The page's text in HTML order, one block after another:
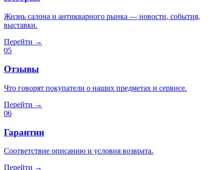
Жизнь салона и антикварного рынка — новости, события,
выставки.
Перейти →
05
Отзывы
Что говорят покупатели о наших предметах и сервисе.
Перейти →
06
Гарантии
Соответствие описанию и условия возврата.
Перейти →